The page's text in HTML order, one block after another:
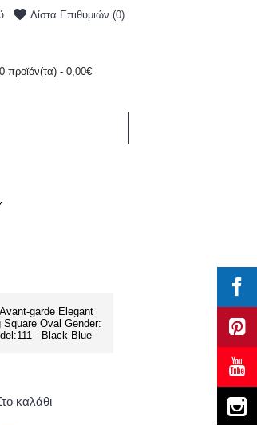
Λίστα Επιθυμιών (0)
0 προϊόν(τα) - 0,00€
garde Elegant
Oval Gender:
- Black Blue
καλάθι